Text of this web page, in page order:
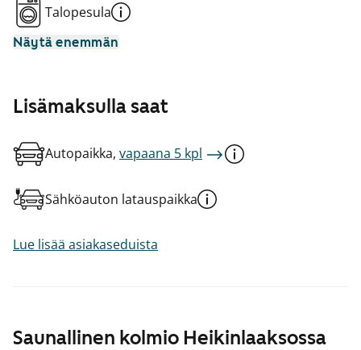
Saunallinen kolmio Heikinlaaksossa
Talopesula
Näytä enemmän
Lisämaksulla saat
Autopaikka, vapaana 5 kpl
Sähköauton latauspaikka
Lue lisää asiakaseduista